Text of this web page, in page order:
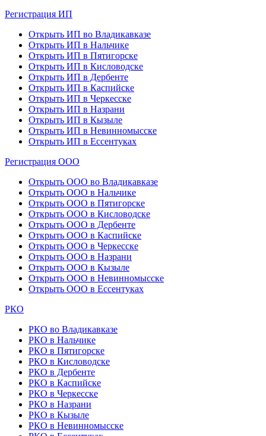
Регистрация ИП
Открыть ИП во Владикавказе
Открыть ИП в Нальчике
Открыть ИП в Пятигорске
Открыть ИП в Кисловодске
Открыть ИП в Дербенте
Открыть ИП в Каспийске
Открыть ИП в Черкесске
Открыть ИП в Назрани
Открыть ИП в Кызыле
Открыть ИП в Невинномысске
Открыть ИП в Ессентуках
Регистрация ООО
Открыть ООО во Владикавказе
Открыть ООО в Нальчике
Открыть ООО в Пятигорске
Открыть ООО в Кисловодске
Открыть ООО в Дербенте
Открыть ООО в Каспийске
Открыть ООО в Черкесске
Открыть ООО в Назрани
Открыть ООО в Кызыле
Открыть ООО в Невинномысске
Открыть ООО в Ессентуках
РКО
РКО во Владикавказе
РКО в Нальчике
РКО в Пятигорске
РКО в Кисловодске
РКО в Дербенте
РКО в Каспийске
РКО в Черкесске
РКО в Назрани
РКО в Кызыле
РКО в Невинномысске